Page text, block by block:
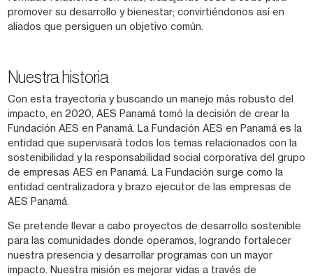
promover su desarrollo y bienestar; convirtiéndonos así en
aliados que persiguen un objetivo común.
Nuestra historia
Con esta trayectoria y buscando un manejo más robusto del
impacto, en 2020, AES Panamá tomó la decisión de crear la
Fundación AES en Panamá. La Fundación AES en Panamá es la
entidad que supervisará todos los temas relacionados con la
sostenibilidad y la responsabilidad social corporativa del grupo
de empresas AES en Panamá. La Fundación surge como la
entidad centralizadora y brazo ejecutor de las empresas de
AES Panamá.
Se pretende llevar a cabo proyectos de desarrollo sostenible
para las comunidades donde operamos, logrando fortalecer
nuestra presencia y desarrollar programas con un mayor
impacto. Nuestra misión es mejorar vidas a través de